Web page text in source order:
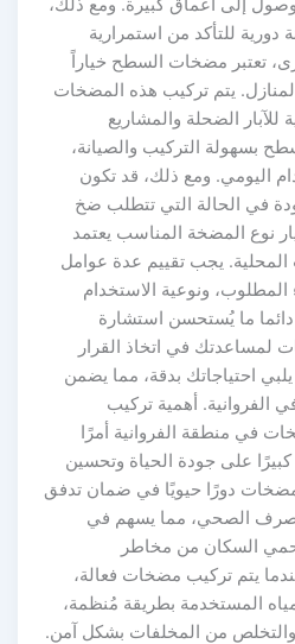
إلى أعماق كبيرة. ومع ذلك،
للتأكد من استمرارية
تعتبر مضخات السطح خياراً
يتم تركيب هذه المضخات
الضحلة والمشاريع
بسهولة التركيب والصيانة،
اليومي. ومع ذلك، قد تكون
في الحالة التي تتطلب ضخ
نوع المضخة المناسب يعتمد
المحلية. يجب تقييم عدة عوامل
ونوعية الاستخدام
ما يُستحسن استشارة
في اتخاذ القرار
احتياجاتك بدقة، مما يضمن
الفروانية. أهمية تركيب
في منطقة الفروانية أمرًا
كبيرًا على جودة الحياة وتحسين
دورًا حيويًا في ضمان تدفق
الصحي، مما يسهم في
السكان من مخاطر
يتم تركيب مضخات فعالة،
المستخدمة بطريقة مُنظمة،
من المخلفات بشكل آمن.